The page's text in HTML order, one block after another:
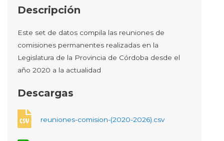
Descripción
Este set de datos compila las reuniones de
comisiones permanentes realizadas en la
Legislatura de la Provincia de Córdoba desde el
año 2020 a la actualidad
Descargas
reuniones-comision-(2020-2026).csv